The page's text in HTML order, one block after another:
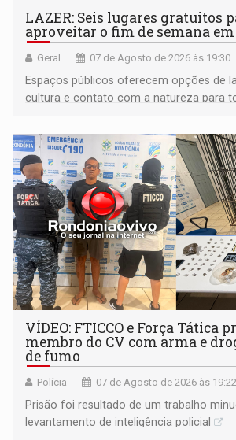
LAZER: Seis lugares gratuitos
aproveitar o fim de semana
Geral 07 de Agosto de 2026 às 19:30
Espaços públicos oferecem opções de
cultura e contato com a natureza para
VÍDEO: FTICCO e Força Tática
membro do CV com arma e
de fumo
Polícia 07 de Agosto de 2026 às 19:22
Prisão foi resultado de um trabalho
levantamento de inteligência policial